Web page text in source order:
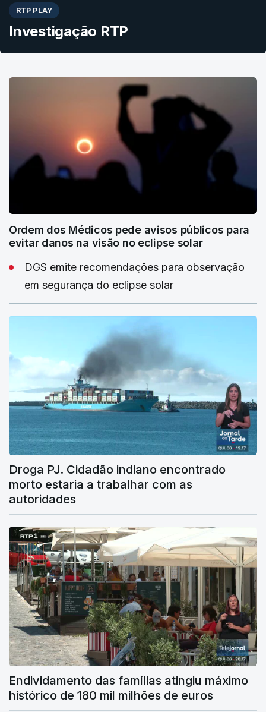
RTP PLAY
Investigação RTP
Ordem dos Médicos pede avisos públicos para
evitar danos na visão no eclipse solar
DGS emite recomendações para observação
em segurança do eclipse solar
Droga PJ. Cidadão indiano encontrado
morto estaria a trabalhar com as
autoridades
Endividamento das famílias atingiu máximo
histórico de 180 mil milhões de euros